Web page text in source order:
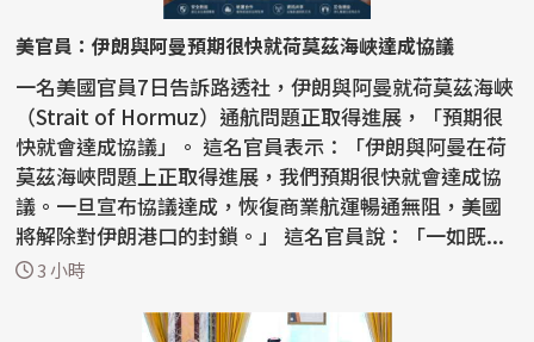
美官員：伊朗與阿曼預期很快就荷莫茲海峽達成協議
一名美國官員7日告訴路透社，伊朗與阿曼就荷莫茲海峽
（Strait of Hormuz）通航問題正取得進展，「預期很
快就會達成協議」。 這名官員表示：「伊朗與阿曼在荷
莫茲海峽問題上正取得進展，我們預期很快就會達成協
議。一旦宣布協議達成，恢復商業航運暢通無阻，美國
將解除對伊朗港口的封鎖。」 這名官員說：「一如既...
3 小時